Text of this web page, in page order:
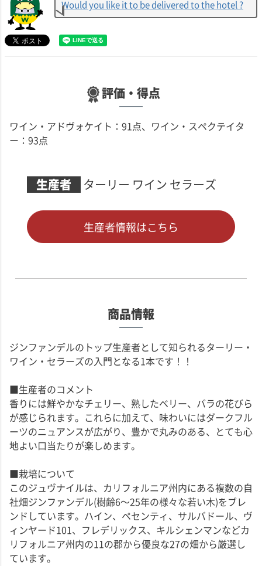
Would you like it to be delivered to the hotel ?
評価・得点
ワイン・アドヴォケイト：91点
ワイン・スペクテイタ
ー：93点
生産者 ターリー ワイン セラーズ
生産者情報はこちら
商品情報
ジンファンデルのトップ生産者として知られるターリー・
ワイン・セラーズの入門となる1本です！！
■生産者のコメント
香りには鮮やかなチェリー、熟したベリー、バラの花びら
が感じられます。これらに加えて、味わいにはダークフル
ーツのニュアンスが広がり、豊かで丸みのある、とても心
地よい口当たりが楽しめます。
■栽培について
このジュヴナイルは、カリフォルニア州内にある複数の自
社畑ジンファンデル(樹齢6～25年の様々な若い木)をブレ
ンドしています。ハイン、ペセンティ、サルバドール、ヴ
ィンヤード101、フレデリックス、キルシェンマンなどカ
リフォルニア州内の11の郡から優良な27の畑から厳選し
ています。